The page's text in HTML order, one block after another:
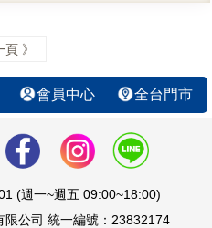
》
會員中心 全台門市
(週一~週五 09:00~18:00)
限公司 統一編號：23832174